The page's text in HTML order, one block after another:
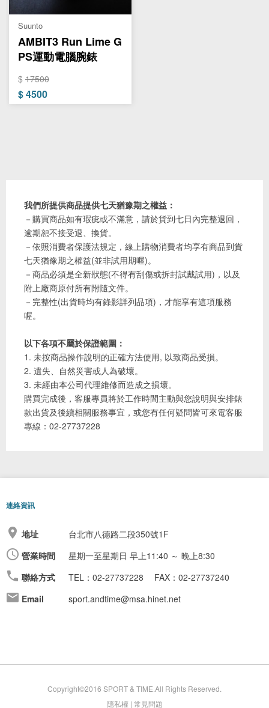
Suunto
AMBIT3 Run Lime G
PS運動電腦腕錶
$ 17500
$4500
我們所提供商品提供七天猶豫期之權益：
－購買商品如有瑕疵或不滿意，請於貨到七日內完整退回，
逾期恕不接受退、換貨。
－依照消費者保護法規定，線上購物消費者均享有商品到貨
七天猶豫期之權益(並非試用期喔)。
－商品必須是全新狀態(不得有刮傷或拆封試戴試用)，以及
附上廠商原付所有附隨文件。
－完整性(出貨時均有錄影詳列品項)，才能享有這項服務
喔。
以下各項不屬於保證範圍：
1. 未按商品操作說明的正確方法使用, 以致商品受損。
2. 遺失、自然災害或人為破壞。
3. 未經由本公司代理維修而造成之損壞。
購買完成後，客服專員將於工作時間主動與您說明與安排錶
款出貨及後續相關服務事宜，或您有任何疑問皆可來電客服
專線：02-27737228
連絡資訊
地址
台北市八德路二段350號1F
營業時間
星期一至星期日 早上11:40 ～ 晚上8:30
聯絡方式
TEL：02-27737228
FAX：02-27737240
Email
sport.andtime@msa.hinet.net
Copyright©2016 SPORT & TIME.All Rights Reserved.
隱私權 | 常見問題